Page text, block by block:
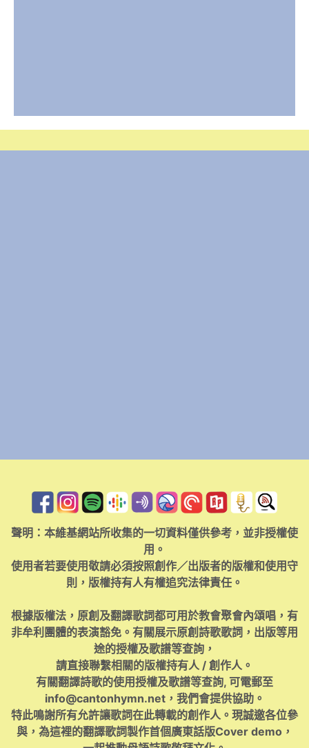
聲明：本維基網站所收集的一切資料僅供參考，並非授權使
用。
使用者若要使用敬請必須按照創作／出版者的版權和使用守
則，版權持有人有權追究法律責任。
根據版權法，原創及翻譯歌詞都可用於教會聚會內頌唱，有
非牟利團體的表演豁免。有關展示原創詩歌歌詞，出版等用
途的授權及歌譜等查詢，
請直接聯繫相關的版權持有人 / 創作人。
有關翻譯詩歌的使用授權及歌譜等查詢, 可電郵至
info@cantonhymn.net，我們會提供協助。
特此鳴謝所有允許讓歌詞在此轉載的創作人。現誠邀各位參
與，為這裡的翻譯歌詞製作首個廣東話版Cover demo，